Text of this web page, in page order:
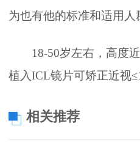
为也有他的标准和适用人
18-50岁左右，高度
植入ICL镜片可矫正近视
相关推荐